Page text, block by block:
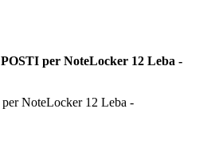
per NoteLocker 12 Leba -
NoteLocker 12 Leba -